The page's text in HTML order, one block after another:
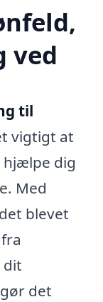
ved
til
vigtigt at
dig
Med
blevet
dit
det